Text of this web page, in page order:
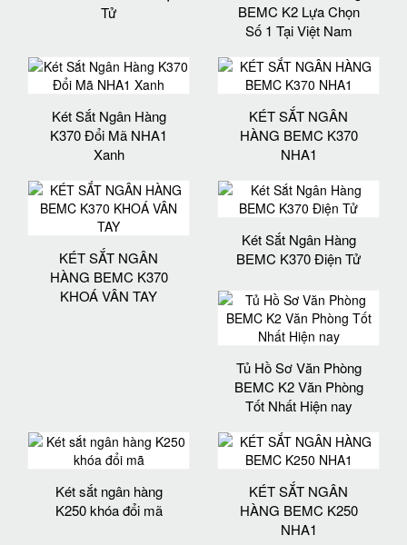
Tử
BEMC K2 Lựa Chọn
Số 1 Tại Việt Nam
Két Sắt Ngân Hàng
K370 Đổi Mã NHA1
Xanh
KÉT SẮT NGÂN
HÀNG BEMC K370
NHA1
KÉT SẮT NGÂN
HÀNG BEMC K370
KHOÁ VÂN TAY
Két Sắt Ngân Hàng
BEMC K370 Điện Tử
Tủ Hồ Sơ Văn Phòng
BEMC K2 Văn Phòng
Tốt Nhất Hiện nay
Két sắt ngân hàng
K250 khóa đổi mã
KÉT SẮT NGÂN
HÀNG BEMC K250
NHA1